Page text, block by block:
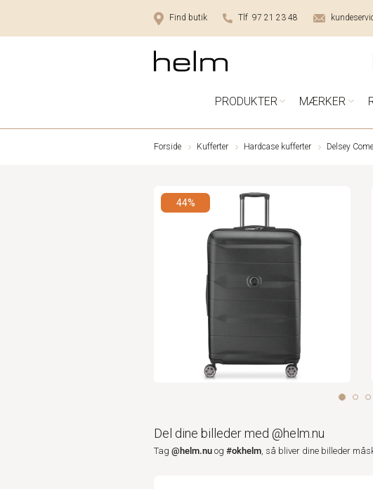
Find butik Tlf 97 21 23 48
PRODUKTER MÆRKER
Forside Kufferter Hardcase kufferter Delsey
44%
Del dine billeder med @helm.nu
Tag @helm.nu og #okhelm, så bliver dine billeder